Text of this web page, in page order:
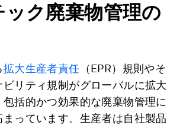
ク廃棄物管理の
拡大生産者責任 （EPR）規則やそ
リティ規制がグローバルに拡大
括的かつ効果的な廃棄物管理に
っています。生産者は自社製品